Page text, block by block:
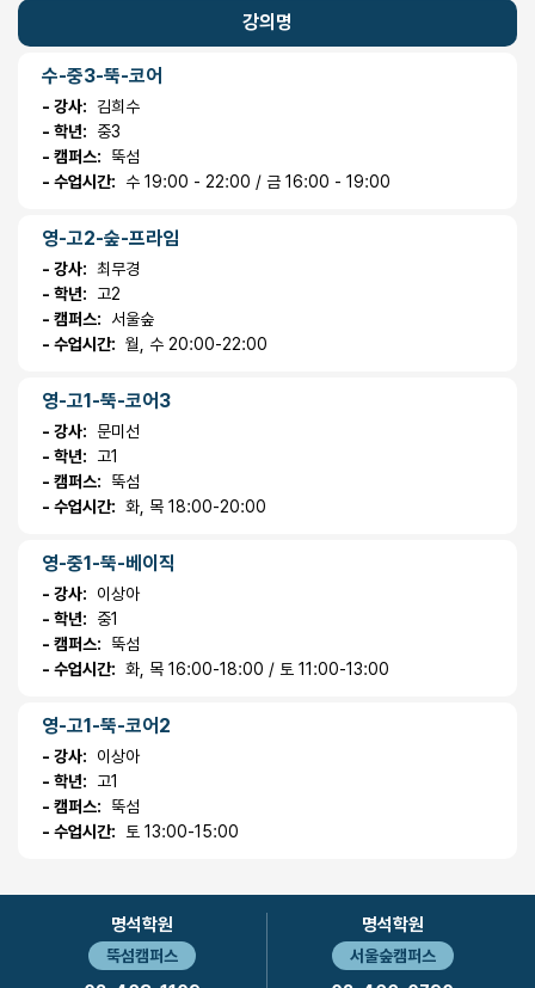
강의명
수-중3-뚝-코어
- 강사:
김희수
- 학년:
중3
- 캠퍼스:
뚝섬
- 수업시간:
수 19:00 - 22:00 / 금 16:00 - 19:00
영-고2-숲-프라임
- 강사: 최무경
- 학년:
고2
- 캠퍼스:
서울숲
- 수업시간: 월, 수 20:00-22:00
영-고1-뚝-코어3
- 강사: 문미선
- 학년:
고1
- 캠퍼스:
뚝섬
- 수업시간: 화, 목 18:00-20:00
영-중1-뚝-베이직
- 강사:
이상아
- 학년:
중1
- 캠퍼스:
뚝섬
- 수업시간: 화, 목 16:00-18:00 / 토 11:00-13:00
영-고1-뚝-코어2
- 강사:
이상아
- 학년:
고1
- 캠퍼스:
뚝섬
- 수업시간:
토 13:00-15:00
명석학원
뚝섬캠퍼스
명석학원
서울숲캠퍼스